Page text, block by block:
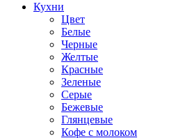
Кухни
Цвет
Белые
Черные
Желтые
Красные
Зеленые
Серые
Бежевые
Глянцевые
Кофе с молоком